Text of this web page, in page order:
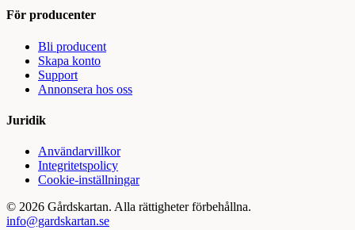
För producenter
Bli producent
Skapa konto
Support
Annonsera hos oss
Juridik
Användarvillkor
Integritetspolicy
Cookie-inställningar
© 2026 Gårdskartan. Alla rättigheter förbehållna.
info@gardskartan.se